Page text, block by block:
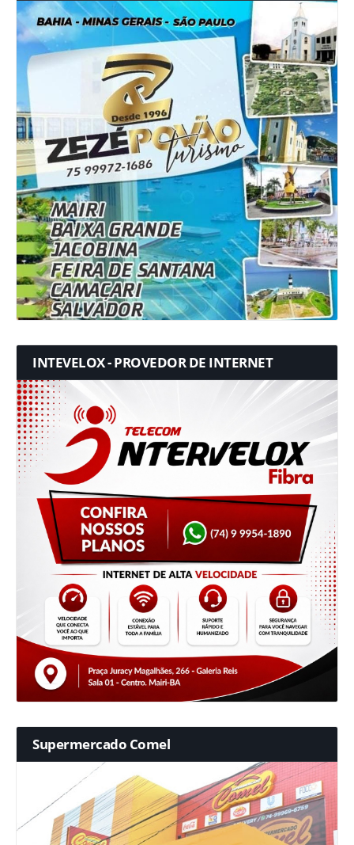
INTEVELOX - PROVEDOR DE INTERNET
Supermercado Comel